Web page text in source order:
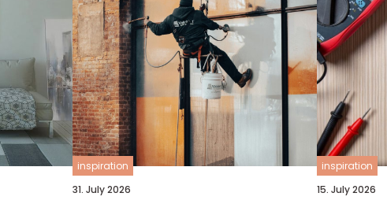
inspiration
31. July 2026
inspiration
15. July 2026